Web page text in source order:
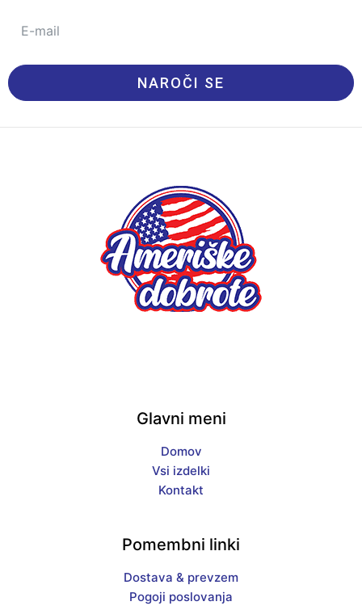
NAROČI SE
Glavni meni
Domov
Vsi izdelki
Kontakt
Pomembni linki
Dostava & prevzem
Pogoji poslovanja